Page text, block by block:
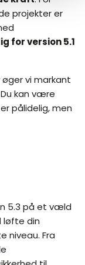
projekter er
for version 5.1
vi markant
kan være
pålidelig, men
5.3 på et væld
løfte din
niveau. Fra